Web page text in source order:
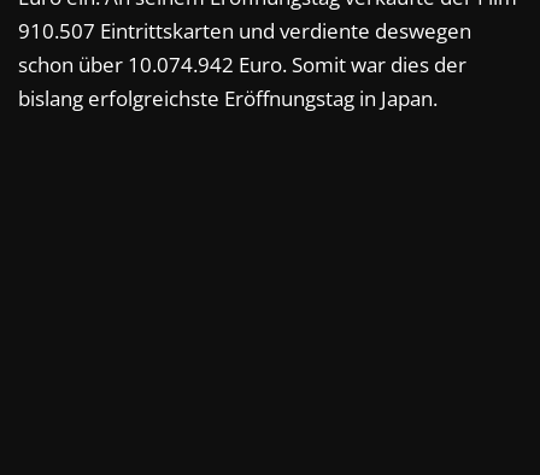
910.507 Eintrittskarten und verdiente deswegen
schon über 10.074.942 Euro. Somit war dies der
bislang erfolgreichste Eröffnungstag in Japan.